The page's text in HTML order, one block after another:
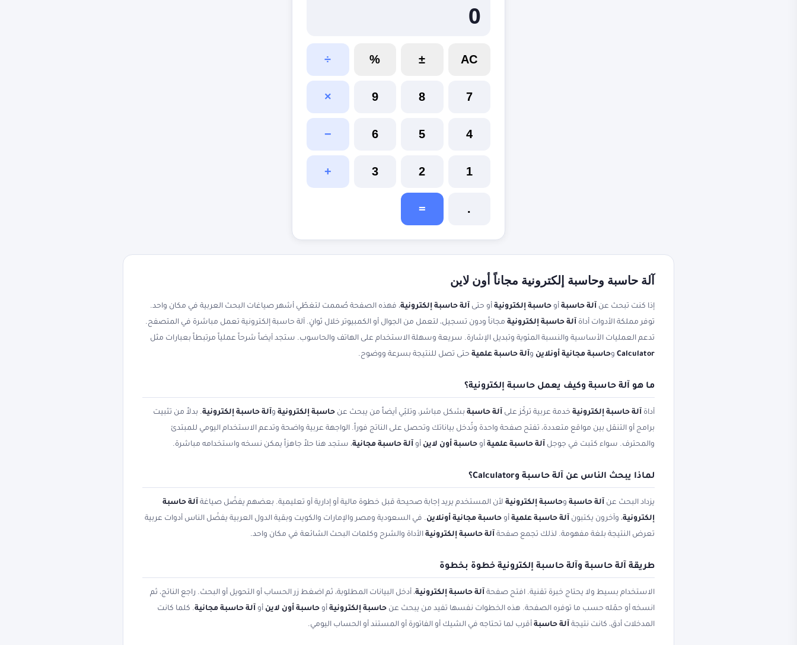
0
AC
±
%
÷
7
8
9
×
4
5
6
−
1
2
3
+
.
=
آلة حاسبة وحاسبة إلكترونية مجاناً أون لاين
إذا كنت تبحث عن آلة حاسبة أو حاسبة إلكترونية أو حتى آلة حاسبة إلكترونية، فهذه الصفحة صُممت لتغطّي أشهر صياغات البحث العربية في مكان واحد.
توفر مملكة الأدوات أداة آلة حاسبة إلكترونية مجاناً ودون تسجيل، لتعمل من الجوال أو الكمبيوتر خلال ثوانٍ. آلة حاسبة إلكترونية تعمل مباشرة في المتصفح.
تدعم العمليات الأساسية والنسبة المئوية وتبديل الإشارة. سريعة وسهلة الاستخدام على الهاتف والحاسوب. ستجد أيضاً شرحاً عملياً مرتبطاً بعبارات مثل
Calculator وحاسبة مجانية أونلاين وآلة حاسبة علمية حتى تصل للنتيجة بسرعة ووضوح.
ما هو آلة حاسبة وكيف يعمل حاسبة إلكترونية؟
أداة آلة حاسبة إلكترونية خدمة عربية تركّز على آلة حاسبة بشكل مباشر، وتلبّي أيضاً من يبحث عن حاسبة إلكترونية وآلة حاسبة إلكترونية. بدلاً من تثبيت
برامج أو التنقل بين مواقع متعددة، تفتح صفحة واحدة وتُدخل بياناتك وتحصل على الناتج فوراً. الواجهة عربية واضحة وتدعم الاستخدام اليومي للمبتدئ
والمحترف. سواء كتبت في جوجل آلة حاسبة علمية أو حاسبة أون لاين أو آلة حاسبة مجانية، ستجد هنا حلاً جاهزاً يمكن نسخه واستخدامه مباشرة.
لماذا يبحث الناس عن آلة حاسبة وCalculator؟
يزداد البحث عن آلة حاسبة وحاسبة إلكترونية لأن المستخدم يريد إجابة صحيحة قبل خطوة مالية أو إدارية أو تعليمية. بعضهم يفضّل صياغة آلة حاسبة
إلكترونية، وآخرون يكتبون آلة حاسبة علمية أو حاسبة مجانية أونلاين. في السعودية ومصر والإمارات والكويت وبقية الدول العربية يفضّل الناس أدوات عربية
تعرض النتيجة بلغة مفهومة. لذلك تجمع صفحة آلة حاسبة إلكترونية الأداة والشرح وكلمات البحث الشائعة في مكان واحد.
طريقة آلة حاسبة وآلة حاسبة إلكترونية خطوة بخطوة
الاستخدام بسيط ولا يحتاج خبرة تقنية. افتح صفحة آلة حاسبة إلكترونية، أدخل البيانات المطلوبة، ثم اضغط زر الحساب أو التحويل أو البحث. راجع الناتج، ثم
انسخه أو حمّله حسب ما توفره الصفحة. هذه الخطوات نفسها تفيد من يبحث عن حاسبة إلكترونية أو حاسبة أون لاين أو آلة حاسبة مجانية. كلما كانت
المدخلات أدق، كانت نتيجة آلة حاسبة أقرب لما تحتاجه في الشيك أو الفاتورة أو المستند أو الحساب اليومي.